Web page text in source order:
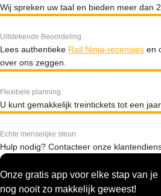
Wij spreken uw taal en bieden meer dan
Uitstekende Beoordeling
Lees authentieke Rail Ninja-recensies en
over ons zeggen.
Flexibele planning
U kunt gemakkelijk treintickets tot een
Echte menselijke steun
Hulp nodig? Contacteer onze
Onze gratis app voor elke stap van
nog nooit zo makkelijk geweest!